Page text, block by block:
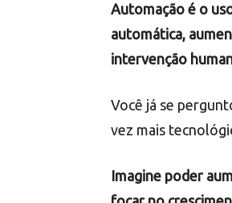
Automação é o
automática,
intervenção
Você já se
vez mais
Imagine poder